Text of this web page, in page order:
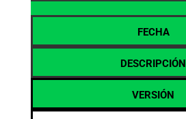
FECHA
DESCRIPCIÓN
VERSIÓN